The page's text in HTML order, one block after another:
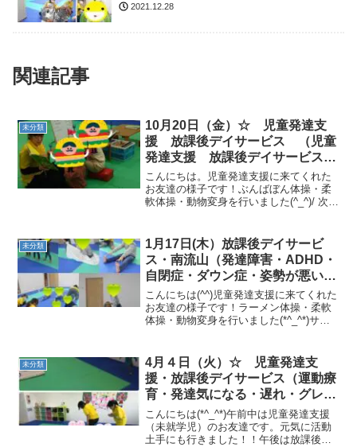
2021.12.28
関連記事
未分類
10月20日（金）☆ 児童発達支
援 放課後デイサービス （児童
発達支援 放課後デイサービス
発達気になる 放デイ 自閉症
学習障害 ＬＤ ＡＤＨＤ アス
ペルガー症候群
こんにちは。児童発達支援に来てくれた
お友達の様子です！ぶんばぼん体操・柔
軟体操・動物変身を行いました(^_^)/ 次に
ンプ鉄棒、跳び箱のぼりを行いました！
次に、おいもコロ...
未分類
1月17日(木）放課後デイサービ
ス・南流山（発達障害・ADHD・
自閉症・ダウン症・姿勢が悪い・
体幹・粗大運動・発語）
こんにちは(^^)児童発達支援に来てくれた
お友達の様子です！ラーメン体操・柔軟
体操・動物変身を行いました(*^_^*)サー
橋を行いました！次に、パラバルーンを
行いました...
未分類
4月４日（火）☆ 児童発達支
援・放課後デイサービス（運動療
育・発達気になる・遅れ・グレー
ゾーン・自閉症）
こんにちは(*^_^*)午前中は児童発達支援
（未就学児）のお友達です。元気に活動
土手にも行きました！！午後は放課後デ